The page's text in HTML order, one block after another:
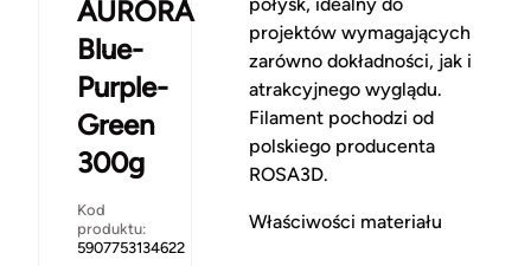
AURORA
Blue-
Purple-
Green
300g
Kod
produktu:
5907753134622
projektów wymagających
zarówno dokładności, jak i
atrakcyjnego wyglądu.
Filament pochodzi od
polskiego producenta
ROSA3D.
Właściwości materiału